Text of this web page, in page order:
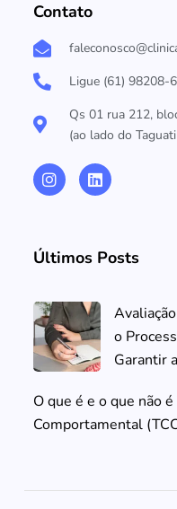
Contato
Ligue (61) 98208-
Qs 01 rua 212,
(ao lado do
Últimos Posts
o
Garantir
O que é e o que não
Comportamental